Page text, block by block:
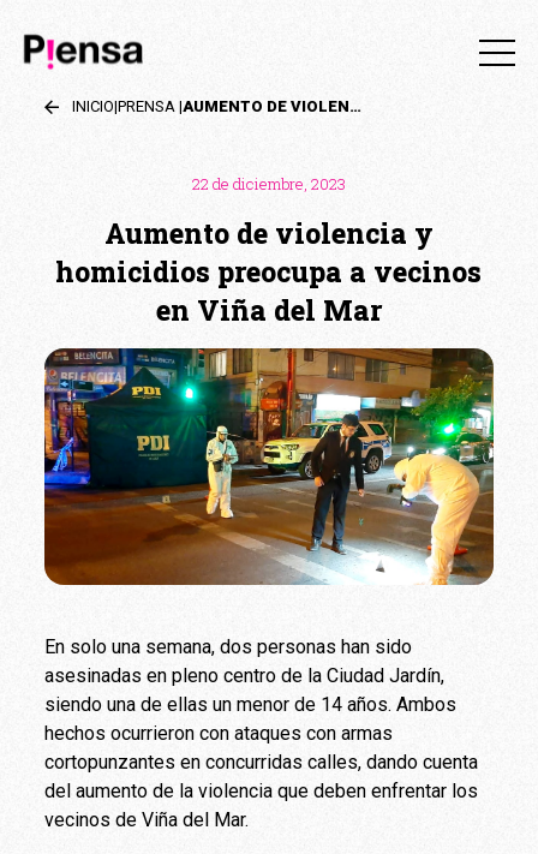
INICIO|PRENSA | AUMENTO DE VIOLENCIA Y HOMICIDIOS PREOCUPA A VECINOS EN VIÑA DEL MAR
22 de diciembre, 2023
Aumento de violencia y
homicidios preocupa a vecinos
en Viña del Mar
En solo una semana, dos personas han sido
asesinadas en pleno centro de la Ciudad Jardín,
siendo una de ellas un menor de 14 años. Ambos
hechos ocurrieron con ataques con armas
cortopunzantes en concurridas calles, dando cuenta
del aumento de la violencia que deben enfrentar los
vecinos de Viña del Mar.